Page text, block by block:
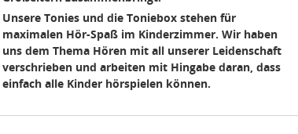
Unsere Tonies und die Toniebox stehen für
maximalen Hör-Spaß im Kinderzimmer. Wir haben
uns dem Thema Hören mit all unserer Leidenschaft
verschrieben und arbeiten mit Hingabe daran, dass
einfach alle Kinder hörspielen können.